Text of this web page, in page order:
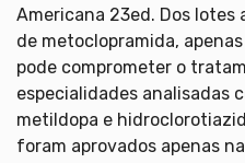
Americana 23ed. Dos
de metoclopramida,
pode comprometer o
especialidades analisadas
metildopa e
foram aprovados apenas